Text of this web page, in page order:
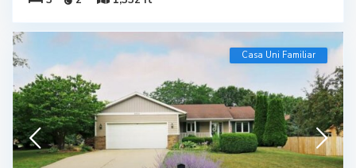
Casa Uni Familiar